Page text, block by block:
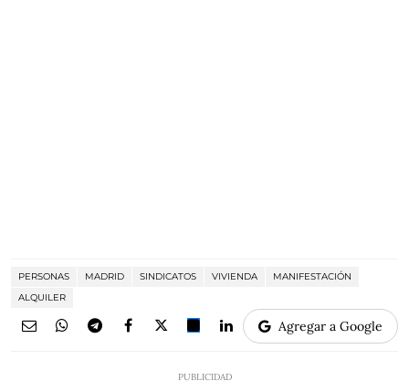
PERSONAS MADRID SINDICATOS VIVIENDA
MANIFESTACIÓN
ALQUILER
Agregar a Google